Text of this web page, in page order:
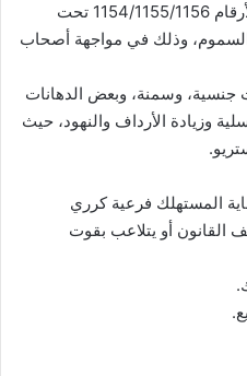
أسفرت الحملة عن فتح بلاغات بالأرقام 1154/1155/1156 تحت
والسموم، وذلك في مواجهة أصحاب
وسمنة، وبعض الدهانات
وزيادة الأرداف والنهود، حيث
المستهلك فرعية كرري
القانون أو يتلاعب بقوت